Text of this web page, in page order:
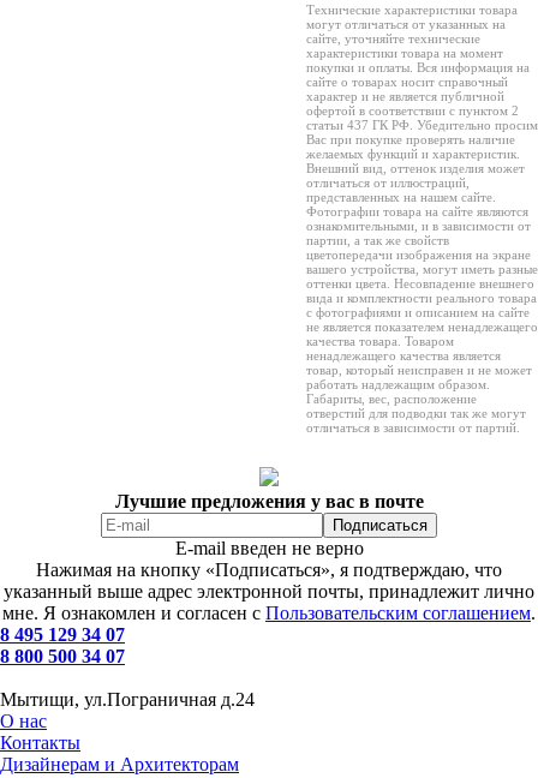
Технические характеристики товара
могут отличаться от указанных на
сайте, уточняйте технические
характеристики товара на момент
покупки и оплаты. Вся информация на
сайте о товарах носит справочный
характер и не является публичной
офертой в соответствии с пунктом 2
статьи 437 ГК РФ. Убедительно просим
Вас при покупке проверять наличие
желаемых функций и характеристик.
Внешний вид, оттенок изделия может
отличаться от иллюстраций,
представленных на нашем сайте.
Фотографии товара на сайте являются
ознакомительными, и в зависимости от
партии, а так же свойств
цветопередачи изображения на экране
вашего устройства, могут иметь разные
оттенки цвета. Несовпадение внешнего
вида и комплектности реального товара
с фотографиями и описанием на сайте
не является показателем ненадлежащего
качества товара. Товаром
ненадлежащего качества является
товар, который неисправен и не может
работать надлежащим образом.
Габариты, вес, расположение
отверстий для подводки так же могут
отличаться в зависимости от партий.
Лучшие предложения у вас в почте
E-mail введен не верно
Нажимая на кнопку «Подписаться», я подтверждаю, что
указанный выше адрес электронной почты, принадлежит лично
мне. Я ознакомлен и согласен с Пользовательским соглашением.
8 495 129 34 07
8 800 500 34 07
Мытищи, ул.Пограничная д.24
О нас
Контакты
Дизайнерам и Архитекторам